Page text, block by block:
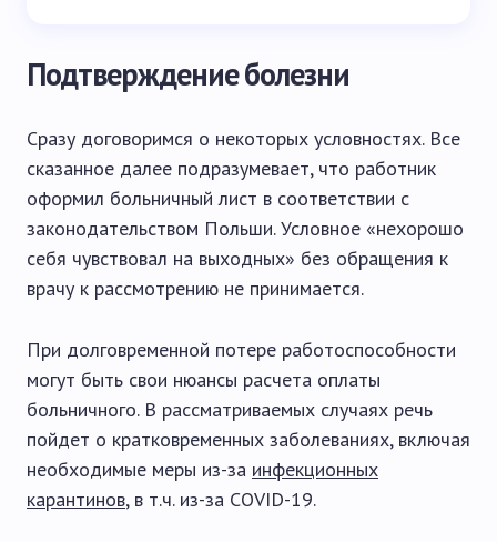
Подтверждение болезни
Сразу договоримся о некоторых условностях. Все
сказанное далее подразумевает, что работник
оформил больничный лист в соответствии с
законодательством Польши. Условное «нехорошо
себя чувствовал на выходных» без обращения к
врачу к рассмотрению не принимается.
При долговременной потере работоспособности
могут быть свои нюансы расчета оплаты
больничного. В рассматриваемых случаях речь
пойдет о кратковременных заболеваниях, включая
необходимые меры из-за инфекционных
карантинов, в т.ч. из-за COVID-19.